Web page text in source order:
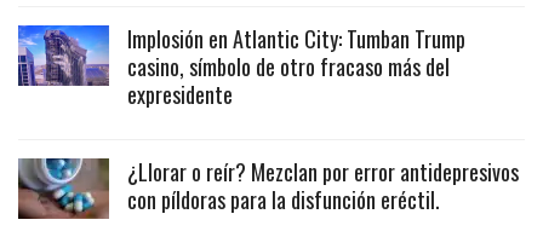
Implosión en Atlantic City: Tumban Trump
casino, símbolo de otro fracaso más del
expresidente
¿Llorar o reír? Mezclan por error antidepresivos
con píldoras para la disfunción eréctil.